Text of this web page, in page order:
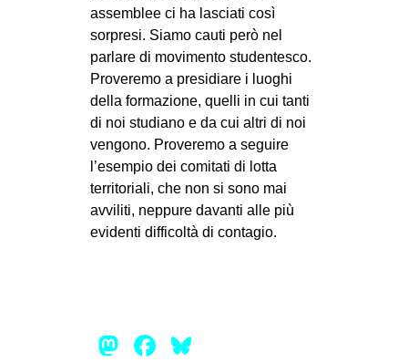
assemblee ci ha lasciati così
sorpresi. Siamo cauti però nel
parlare di movimento studentesco.
Proveremo a presidiare i luoghi
della formazione, quelli in cui tanti
di noi studiano e da cui altri di noi
vengono. Proveremo a seguire
l’esempio dei comitati di lotta
territoriali, che non si sono mai
avviliti, neppure davanti alle più
evidenti difficoltà di contagio.
Mastodon
Facebook